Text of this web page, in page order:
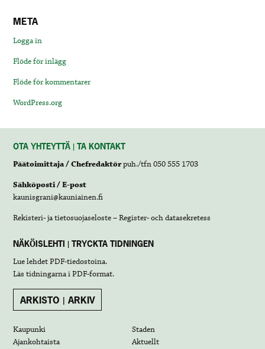
META
Logga in
Flöde för inlägg
Flöde för kommentarer
WordPress.org
OTA YHTEYTTÄ | TA KONTAKT
Päätoimittaja / Chefredaktörpuh./tfn 050 555 1703
Sähköposti / E-post
kaunisgrani@kauniainen.fi
Rekisteri- ja tietosuojaseloste – Register- och datasekretess
NÄKÖISLEHTI | TRYCKTA TIDNINGEN
Lue lehdetPDF-tiedostoina.
Läs tidningarna iPDF-format.
ARKISTO | ARKIV
Kaupunki
Staden
Ajankohtaista
Aktuellt